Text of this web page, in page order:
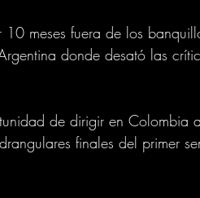
meses fuera de los
donde desató las
de dirigir en Colombia
finales del primer